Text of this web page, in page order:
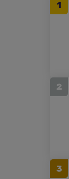
1
2
3